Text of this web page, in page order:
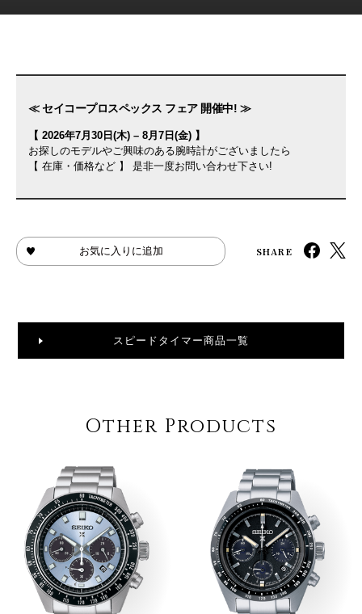
≪ セイコープロスペックス フェア 開催中! ≫
【 2026年7月30日(木) – 8月7日(金) 】
お探しのモデルやご興味のある腕時計がございましたら
【 在庫・価格など 】 是非一度お問い合わせ下さい!
お気に入りに追加 SHARE
スピードタイマー商品一覧
Other Products